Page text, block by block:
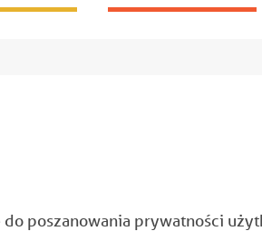
poszanowania prywatności